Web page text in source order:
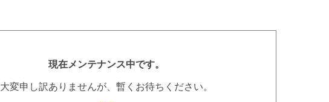
現在メンテナンス中です。
大変申し訳ありませんが、暫くお待ちください。